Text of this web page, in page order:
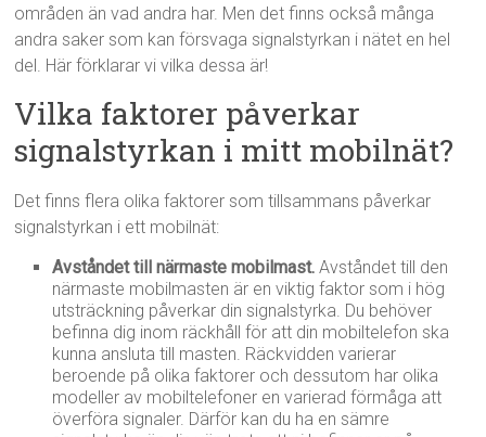
områden än vad andra har. Men det finns också många
andra saker som kan försvaga signalstyrkan i nätet en hel
del. Här förklarar vi vilka dessa är!
Vilka faktorer påverkar
signalstyrkan i mitt mobilnät?
Det finns flera olika faktorer som tillsammans påverkar
signalstyrkan i ett mobilnät:
Avståndet till närmaste mobilmast. Avståndet till den
närmaste mobilmasten är en viktig faktor som i hög
utsträckning påverkar din signalstyrka. Du behöver
befinna dig inom räckhåll för att din mobiltelefon ska
kunna ansluta till masten. Räckvidden varierar
beroende på olika faktorer och dessutom har olika
modeller av mobiltelefoner en varierad förmåga att
överföra signaler. Därför kan du ha en sämre